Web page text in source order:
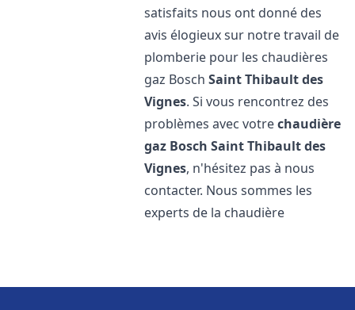
satisfaits nous ont donné des
avis élogieux sur notre travail de
plomberie pour les chaudières
gaz BoschSaint Thibault des
Vignes. Si vous rencontrez des
problèmes avec votrechaudière
gaz Bosch Saint Thibault des
Vignes, n'hésitez pas à nous
contacter. Nous sommes les
experts de la chaudière